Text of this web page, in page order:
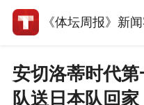
《体坛周报》新
安切洛蒂时代
队送日本队回家